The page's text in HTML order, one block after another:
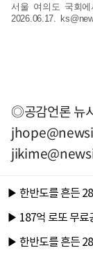
서울 여의도 국회
2026.06.17.
◎공감언론 뉴